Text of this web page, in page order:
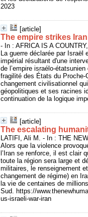
2023
[article]
The empire strikes Iran
- In : AFRICA IS A
La guerre déclarée par Israël
impérial résultant d'une
de l’empire israélo-
fragilité des États du
changement civilisationnel
géopolitiques et ses racines
continuation de la logique
[article]
The escalating
LATIFI, Ali M. - In : THE
Alors que la violence
l’Iran se renforce, il est clair
toute la région sera large et
militaires, le renseignement
changement de régime) en
la vie de centaines de
Sud. https://
us-israeli-war-iran